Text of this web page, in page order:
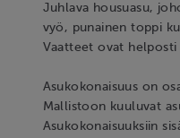
Juhlava housuasu,
vyö, punainen toppi
Vaatteet ovat helposti
Asukokonaisuus on
Mallistoon kuuluvat
Asukokonaisuuksiin